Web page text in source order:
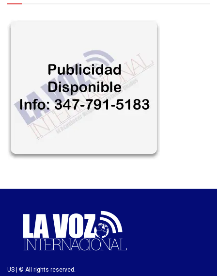
US | © All rights reserved.